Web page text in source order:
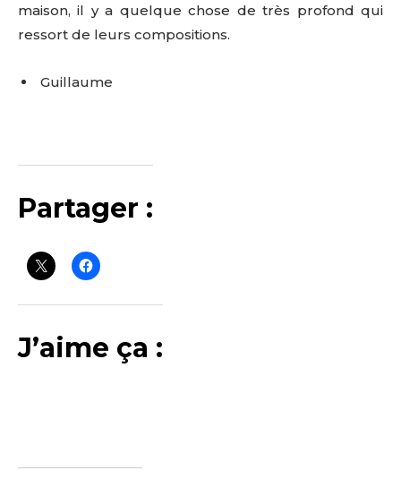
maison, il y a quelque chose de très profond qui
ressort de leurs compositions.
Guillaume
Partager :
J’aime ça :